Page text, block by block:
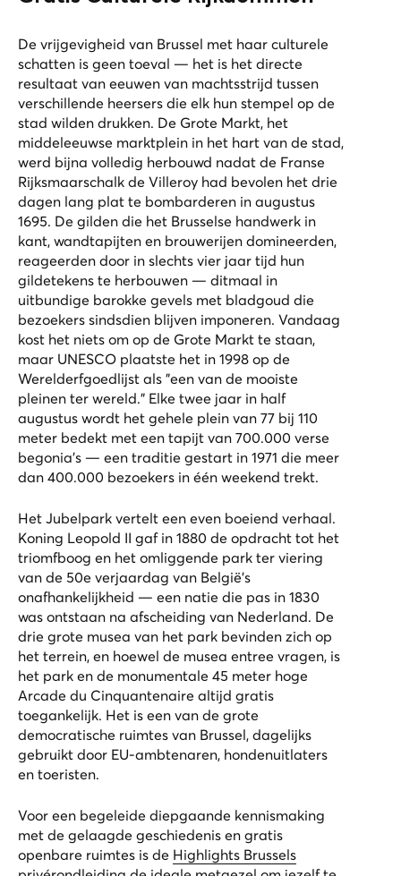
De vrijgevigheid van Brussel met haar culturele
schatten is geen toeval — het is het directe
resultaat van eeuwen van machtsstrijd tussen
verschillende heersers die elk hun stempel op de
stad wilden drukken. De Grote Markt, het
middeleeuwse marktplein in het hart van de stad,
werd bijna volledig herbouwd nadat de Franse
Rijksmaarschalk de Villeroy had bevolen het drie
dagen lang plat te bombarderen in augustus
1695. De gilden die het Brusselse handwerk in
kant, wandtapijten en brouwerijen domineerden,
reageerden door in slechts vier jaar tijd hun
gildetekens te herbouwen — ditmaal in
uitbundige barokke gevels met bladgoud die
bezoekers sindsdien blijven imponeren. Vandaag
kost het niets om op de Grote Markt te staan,
maar UNESCO plaatste het in 1998 op de
Werelderfgoedlijst als "een van de mooiste
pleinen ter wereld." Elke twee jaar in half
augustus wordt het gehele plein van 77 bij 110
meter bedekt met een tapijt van 700.000 verse
begonia’s — een traditie gestart in 1971 die meer
dan 400.000 bezoekers in één weekend trekt.
Het Jubelpark vertelt een even boeiend verhaal.
Koning Leopold II gaf in 1880 de opdracht tot het
triomfboog en het omliggende park ter viering
van de 50e verjaardag van België’s
onafhankelijkheid — een natie die pas in 1830
was ontstaan na afscheiding van Nederland. De
drie grote musea van het park bevinden zich op
het terrein, en hoewel de musea entree vragen, is
het park en de monumentale 45 meter hoge
Arcade du Cinquantenaire altijd gratis
toegankelijk. Het is een van de grote
democratische ruimtes van Brussel, dagelijks
gebruikt door EU-ambtenaren, hondenuitlaters
en toeristen.
Voor een begeleide diepgaande kennismaking
met de gelaagde geschiedenis en gratis
openbare ruimtes is de Highlights Brussels